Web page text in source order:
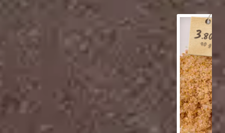
3.80
90 g